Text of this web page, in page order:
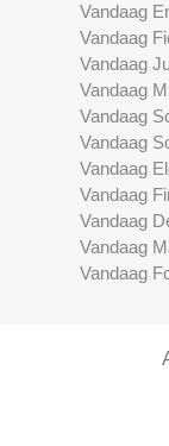
Vandaag
Vandaag
Vandaag
Vandaag
Vandaag
Vandaag
Vandaag
Vandaag
Vandaag
Vandaag
Vandaag